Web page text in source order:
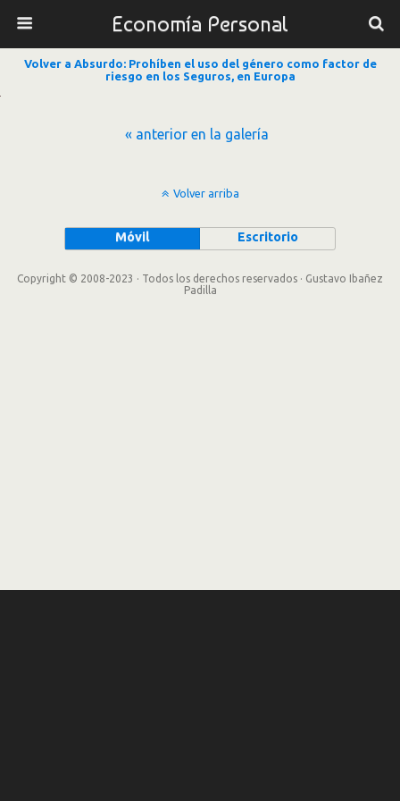
Economía Personal
Volver a Absurdo: Prohíben el uso del género como factor de
riesgo en los Seguros, en Europa
« anterior en la galería
Volver arriba
Móvil Escritorio
Copyright © 2008-2023 · Todos los derechos reservados · Gustavo Ibañez
Padilla